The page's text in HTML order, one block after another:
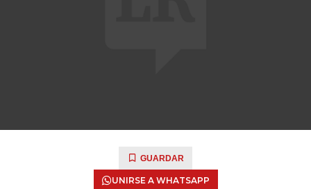
GUARDAR
UNIRSE A WHATSAPP